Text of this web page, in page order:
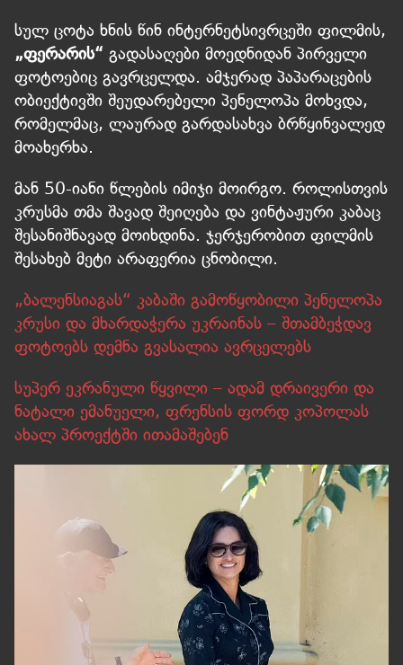
სულ ცოტა ხნის წინ ინტერნეტსივრცეში ფილმის,
„ფერარის“ გადასაღები მოედნიდან პირველი
ფოტოებიც გავრცელდა. ამჯერად პაპარაცების
ობიექტივში შეუდარებელი პენელოპა მოხვდა,
რომელმაც, ლაურად გარდასახვა ბრწყინვალედ
მოახერხა.
მან 50-იანი წლების იმიჯი მოირგო. როლისთვის
კრუსმა თმა შავად შეიღება და ვინტაჟური კაბაც
შესანიშნავად მოიხდინა. ჯერჯერობით ფილმის
შესახებ მეტი არაფერია ცნობილი.
„ბალენსიაგას“ კაბაში გამოწყობილი პენელოპა
კრუსი და მხარდაჭერა უკრაინას – შთამბეჭდავ
ფოტოებს დემნა გვასალია ავრცელებს
სუპერ ეკრანული წყვილი – ადამ დრაივერი და
ნატალი ემანუელი, ფრენსის ფორდ კოპოლას
ახალ პროექტში ითამაშებენ